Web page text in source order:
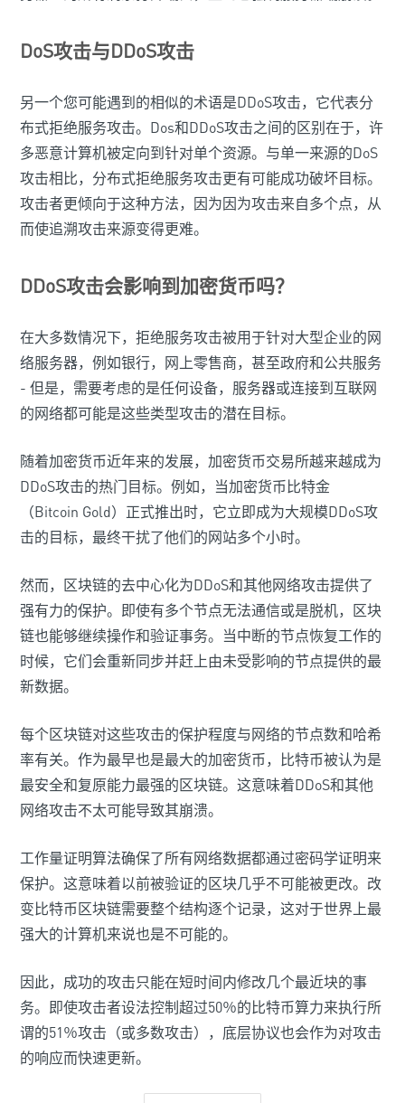
DoS攻击与DDoS攻击
另一个您可能遇到的相似的术语是DDoS攻击，它代表分
布式拒绝服务攻击。Dos和DDoS攻击之间的区别在于，许
多恶意计算机被定向到针对单个资源。与单一来源的DoS
攻击相比，分布式拒绝服务攻击更有可能成功破坏目标。
攻击者更倾向于这种方法，因为因为攻击来自多个点，从
而使追溯攻击来源变得更难。
DDoS攻击会影响到加密货币吗？
在大多数情况下，拒绝服务攻击被用于针对大型企业的网
络服务器，例如银行，网上零售商，甚至政府和公共服务
- 但是，需要考虑的是任何设备，服务器或连接到互联网
的网络都可能是这些类型攻击的潜在目标。
随着加密货币近年来的发展，加密货币交易所越来越成为
DDoS攻击的热门目标。例如，当加密货币比特金
（Bitcoin Gold）正式推出时，它立即成为大规模DDoS攻
击的目标，最终干扰了他们的网站多个小时。
然而，区块链的去中心化为DDoS和其他网络攻击提供了
强有力的保护。即使有多个节点无法通信或是脱机，区块
链也能够继续操作和验证事务。当中断的节点恢复工作的
时候，它们会重新同步并赶上由未受影响的节点提供的最
新数据。
每个区块链对这些攻击的保护程度与网络的节点数和哈希
率有关。作为最早也是最大的加密货币，比特币被认为是
最安全和复原能力最强的区块链。这意味着DDoS和其他
网络攻击不太可能导致其崩溃。
工作量证明算法确保了所有网络数据都通过密码学证明来
保护。这意味着以前被验证的区块几乎不可能被更改。改
变比特币区块链需要整个结构逐个记录，这对于世界上最
强大的计算机来说也是不可能的。
因此，成功的攻击只能在短时间内修改几个最近块的事
务。即使攻击者设法控制超过50％的比特币算力来执行所
谓的51％攻击（或多数攻击），底层协议也会作为对攻击
的响应而快速更新。